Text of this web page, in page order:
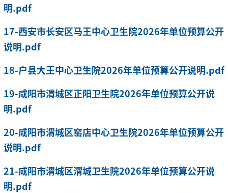
明.pdf
17-西安市长安区马王中心卫生院2026年单位预算公开
说明.pdf
18-户县大王中心卫生院2026年单位预算公开说明.pdf
19-咸阳市渭城区正阳卫生院2026年单位预算公开说
明.pdf
20-咸阳市渭城区窑店中心卫生院2026年单位预算公开
说明.pdf
21-咸阳市渭城区渭城卫生院2026年单位预算公开说
明.pdf